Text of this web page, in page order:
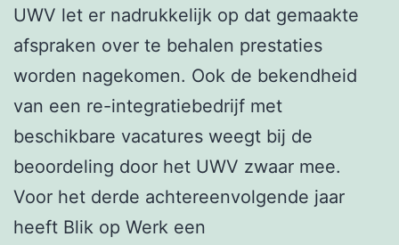
UWV let er nadrukkelijk op dat gemaakte
afspraken over te behalen prestaties
worden nagekomen. Ook de bekendheid
van een re-integratiebedrijf met
beschikbare vacatures weegt bij de
beoordeling door het UWV zwaar mee.
Voor het derde achtereenvolgende jaar
heeft Blik op Werk een